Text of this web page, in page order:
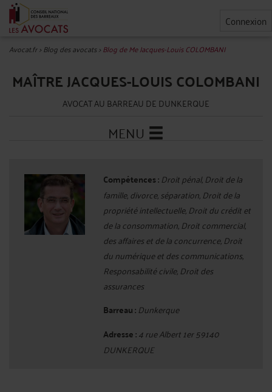
Connexion
Avocat.fr>Blog des avocats>Blog de Me Jacques-Louis COLOMBANI
MAÎTRE JACQUES-LOUIS COLOMBANI
AVOCAT AU BARREAU DE DUNKERQUE
MENU
Compétences : Droit pénal, Droit de la
famille, divorce, séparation, Droit de la
propriété intellectuelle, Droit du crédit et
de la consommation, Droit commercial,
des affaires et de la concurrence, Droit
du numérique et des communications,
Responsabilité civile, Droit des
assurances
Barreau : Dunkerque
Adresse :4 rue Albert 1er 59140
DUNKERQUE